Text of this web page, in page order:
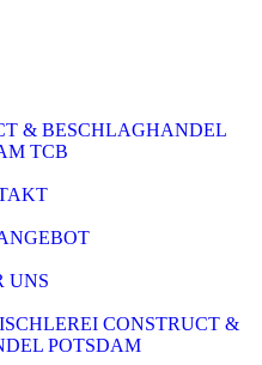
& BESCHLAGHANDEL
TCB
UNS
CONSTRUCT &
POTSDAM